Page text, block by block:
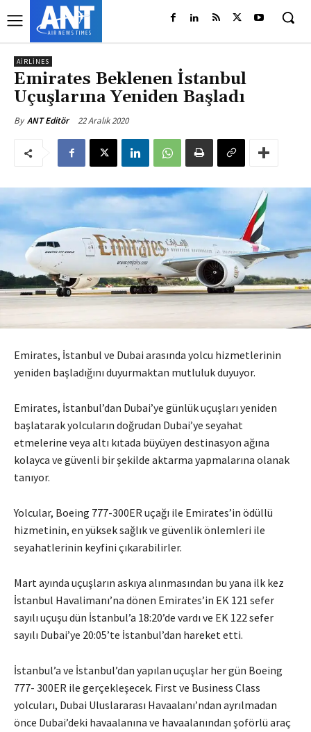
AIRLINES
Emirates Beklenen İstanbul
Uçuşlarına Yeniden Başladı
By ANT Editör 22 Aralık 2020
Emirates, İstanbul ve Dubai arasında yolcu hizmetlerinin
yeniden başladığını duyurmaktan mutluluk duyuyor.
Emirates, İstanbul’dan Dubai’ye günlük uçuşları yeniden
başlatarak yolcuların doğrudan Dubai’ye seyahat
etmelerine veya altı kıtada büyüyen destinasyon ağına
kolayca ve güvenli bir şekilde aktarma yapmalarına olanak
tanıyor.
Yolcular, Boeing 777-300ER uçağı ile Emirates’in ödüllü
hizmetinin, en yüksek sağlık ve güvenlik önlemleri ile
seyahatlerinin keyfini çıkarabilirler.
Mart ayında uçuşların askıya alınmasından bu yana ilk kez
İstanbul Havalimanı’na dönen Emirates’in EK 121 sefer
sayılı uçuşu dün İstanbul’a 18:20’de vardı ve EK 122 sefer
sayılı Dubai’ye 20:05’te İstanbul’dan hareket etti.
İstanbul’a ve İstanbul’dan yapılan uçuşlar her gün Boeing
777- 300ER ile gerçekleşecek. First ve Business Class
yolcuları, Dubai Uluslararası Havaalanı’ndan ayrılmadan
önce Dubai’deki havaalanına ve havaalanından şoförlü araç